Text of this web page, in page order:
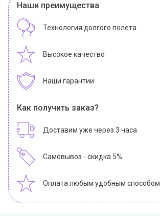
Наши преимущества
Технология долгого полета
Высокое качество
Наши гарантии
Как получить заказ?
Доставим уже через 3 часа
Самовывоз - скидка 5%
Оплата любым удобным способом